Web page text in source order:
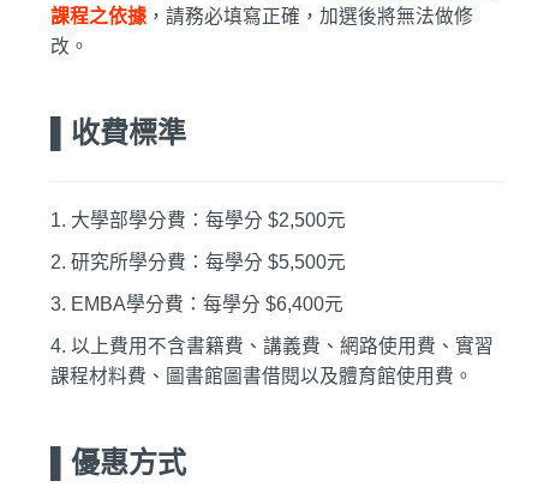
課程之依據 ，請務必填寫正確，加選後將無法做修
改。
▌收費標準
1. 大學部學分費：每學分 $2,500元
2. 研究所學分費：每學分 $5,500元
3. EMBA學分費：每學分 $6,400元
4. 以上費用不含書籍費、講義費、網路使用費、實習
課程材料費、圖書館圖書借閱以及體育館使用費。
▌優惠方式